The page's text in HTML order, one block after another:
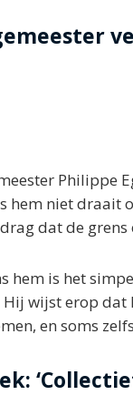
Philippe
hem niet draait
dat de grens
hem is het
Hij wijst erop dat
en soms